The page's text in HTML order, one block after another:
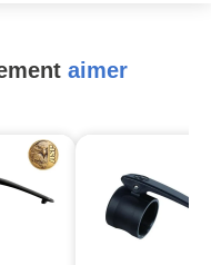
aimer